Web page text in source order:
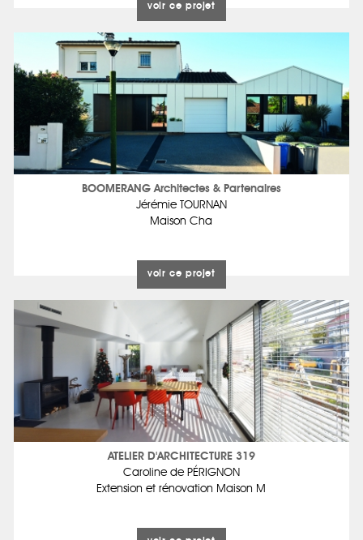
voir ce projet
BOOMERANG Architectes & Partenaires
Jérémie TOURNAN
Maison Cha
voir ce projet
ATELIER D'ARCHITECTURE 319
Caroline de PÉRIGNON
Extension et rénovation Maison M